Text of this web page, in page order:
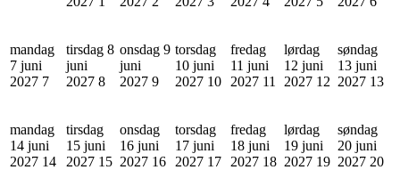
mandag
7 juni
2027 7
tirsdag 8
juni
2027 8
onsdag 9
juni
2027 9
torsdag
10 juni
2027 10
fredag
11 juni
2027 11
lørdag
12 juni
2027 12
søndag
13 juni
2027 13
mandag
14 juni
2027 14
tirsdag
15 juni
2027 15
onsdag
16 juni
2027 16
torsdag
17 juni
2027 17
fredag
18 juni
2027 18
lørdag
19 juni
2027 19
søndag
20 juni
2027 20